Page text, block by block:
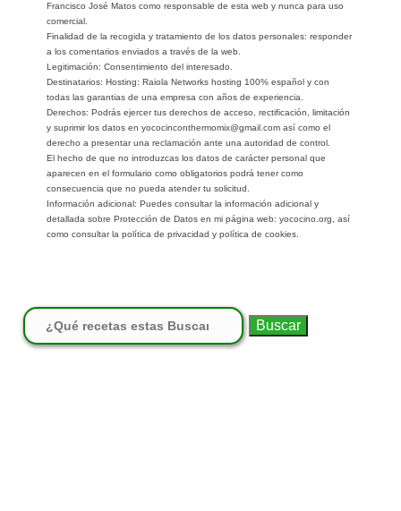
Francisco José Matos como responsable de esta web y nunca para uso
comercial.
Finalidad de la recogida y tratamiento de los datos personales: responder
a los comentarios enviados a través de la web.
Legitimación: Consentimiento del interesado.
Destinatarios: Hosting: Raiola Networks hosting 100% español y con
todas las garantias de una empresa con años de experiencia.
Derechos: Podrás ejercer tus derechos de acceso, rectificación, limitación
y suprimir los datos en yococinconthermomix@gmail.com así como el
derecho a presentar una reclamación ante una autoridad de control.
El hecho de que no introduzcas los datos de carácter personal que
aparecen en el formulario como obligatorios podrá tener como
consecuencia que no pueda atender tu solicitud.
Información adicional: Puedes consultar la información adicional y
detallada sobre Protección de Datos en mi página web: yococino.org, así
como consultar la política de privacidad y política de cookies.
Buscar: